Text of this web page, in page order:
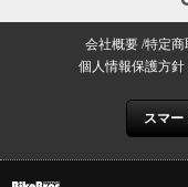
会社概要 特定商
個人情報保護方針
スマー